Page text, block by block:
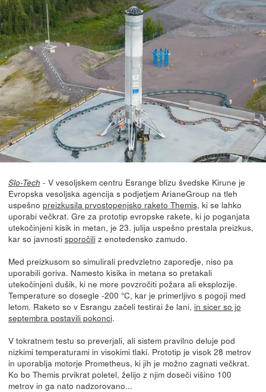
Slo-Tech - V vesoljskem centru Esrange blizu švedske Kirune je
Evropska vesoljska agencija s podjetjem ArianeGroup na tleh
uspešno preizkusila prvostopenjsko raketo Themis, ki se lahko
uporabi večkrat. Gre za prototip evropske rakete, ki jo poganjata
utekočinjeni kisik in metan, je 23. julija uspešno prestala preizkus,
kar so javnosti sporočiliz enotedensko zamudo.
Med preizkusom so simulirali predvzletno zaporedje, niso pa
uporabili goriva. Namesto kisika in metana so pretakali
utekočinjeni dušik, ki ne more povzročiti požara ali eksplozije.
Temperature so dosegle -200 °C, kar je primerljivo s pogoji med
letom. Raketo so v Esrangu začeli testirai že lani, in sicer so jo
septembra postavili pokonci.
V tokratnem testu so preverjali, ali sistem pravilno deluje pod
nizkimi temperaturami in visokimi tlaki. Prototip je visok 28 metrov
in uporablja motorje Prometheus, ki jih je možno zagnati večkrat.
Ko bo Themis prvikrat poletel, želijo z njim doseči višino 100
metrov in ga nato nadzorovano...